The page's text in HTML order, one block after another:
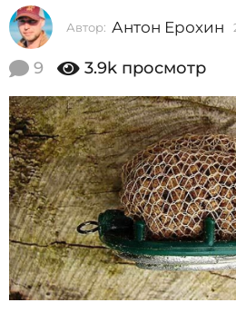
5
.
2
1
6
0
2
.
0
7
.
Автор: Антон Ерохин
9 3.9k просмотр